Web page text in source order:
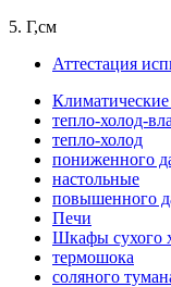
5. Г,см
Аттестация
тепло-холод-
тепло-холод
пониженного
настольные
повышенного
Печи
Шкафы сухого
термошока
соляного